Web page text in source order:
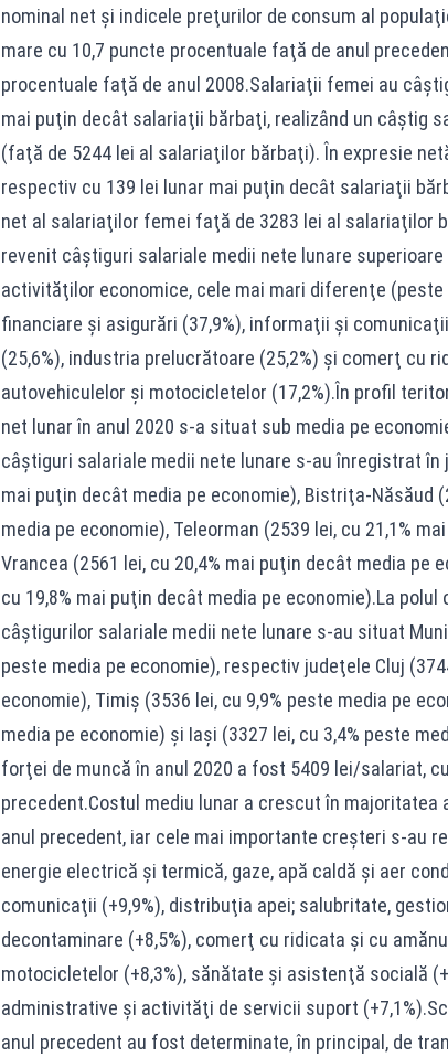
nominal net şi indicele preţurilor de consum al
mare cu 10,7 puncte procentuale faţă de anul
procentuale faţă de anul 2008.Salariaţii femei au
mai puţin decât salariaţii bărbaţi, realizând un câştig
(faţă de 5244 lei al salariaţilor bărbaţi). În expresie
respectiv cu 139 lei lunar mai puţin decât salariaţii
net al salariaţilor femei faţă de 3283 lei al salariaţilor
revenit câştiguri salariale medii nete lunare
activităţilor economice, cele mai mari diferenţe
financiare şi asigurări (37,9%), informaţii şi
(25,6%), industria prelucrătoare (25,2%) şi comerţ cu
autovehiculelor şi motocicletelor (17,2%).În profil
net lunar în anul 2020 s-a situat sub media pe
câştiguri salariale medii nete lunare s-au înregistrat în
mai puţin decât media pe economie), Bistriţa-Năsăud
media pe economie), Teleorman (2539 lei, cu 21,1%
Vrancea (2561 lei, cu 20,4% mai puţin decât media pe
cu 19,8% mai puţin decât media pe economie).La
câştigurilor salariale medii nete lunare s-au situat
peste media pe economie), respectiv judeţele Cluj
economie), Timiş (3536 lei, cu 9,9% peste media pe
media pe economie) şi Iaşi (3327 lei, cu 3,4% peste
forţei de muncă în anul 2020 a fost 5409 lei/salariat,
precedent.Costul mediu lunar a crescut în
anul precedent, iar cele mai importante creşteri s-au
energie electrică şi termică, gaze, apă caldă şi aer
comunicaţii (+9,9%), distribuţia apei; salubritate,
decontaminare (+8,5%), comerţ cu ridicata şi cu
motocicletelor (+8,3%), sănătate şi asistenţă socială
administrative şi activităţi de servicii suport
anul precedent au fost determinate, în principal, de